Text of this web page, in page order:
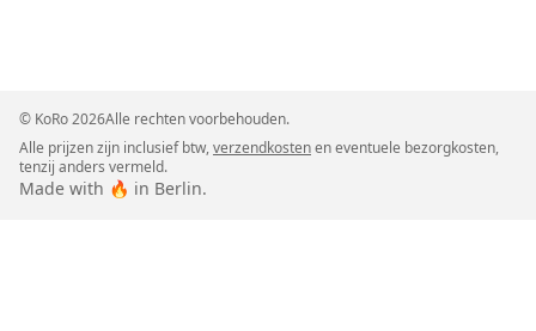
© KoRo 2026Alle rechten voorbehouden.
Alle prijzen zijn inclusief btw,verzendkostenen eventuele bezorgkosten,
tenzij anders vermeld.
Made with 🔥 in Berlin.